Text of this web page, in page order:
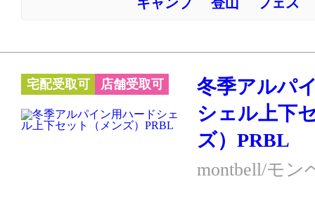
大人っぽい雰
いパウダーホッ
用しています。
※スキー・スノ
ーハイキングな
クティブに動
す。あまり動か
宅配受取可 店舗受取可
冬季アルパ
シェル上下
ズ）PRBL
montbell/モン